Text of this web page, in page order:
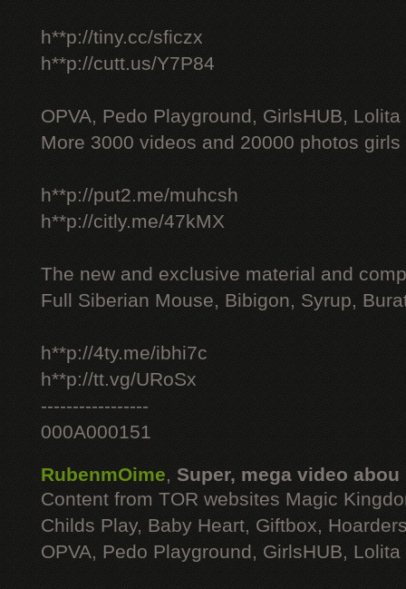
h**p://tiny.cc/sficzx
h**p://cutt.us/Y7P84
OPVA, Pedo Playground, GirlsHUB, Lolita
More 3000 videos and 20000 photos
h**p://put2.me/muhcsh
h**p://citly.me/47kMX
The new and exclusive material and
Full Siberian Mouse, Bibigon, Syrup,
h**p://4ty.me/ibhi7c
h**p://tt.vg/URoSx
-----------------
000A000151
RubenmOime, Super, mega video abou
Content from TOR websites Magic
Childs Play, Baby Heart, Giftbox,
OPVA, Pedo Playground, GirlsHUB, Lolita